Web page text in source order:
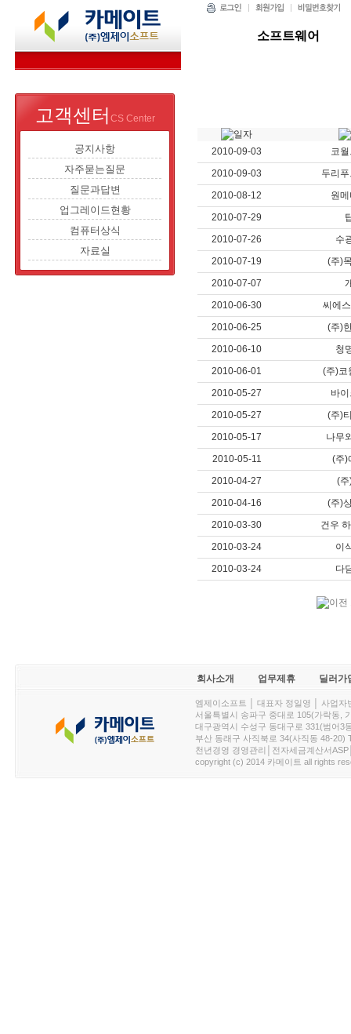
소프트웨어
고객센터 CS Center
공지사항
자주묻는질문
질문과답변
업그레이드현황
컴퓨터상식
자료실
2010-09-03
코
2010-09-03
두리
2010-08-12
원
2010-07-29
2010-07-26
수
2010-07-19
(주)
2010-07-07
2010-06-30
씨에
2010-06-25
(주)
2010-06-10
청
2010-06-01
(주)코
2010-05-27
바
2010-05-27
(주)
2010-05-17
나무
2010-05-11
(주)
2010-04-27
(
2010-04-16
(주)
2010-03-30
건우
2010-03-24
이
2010-03-24
다
회사소개 업무제휴 딜러가
엠제이소프트 │ 대표자 정일영 │ 사업
서울특별시 송파구 중대로 105(가락동,
대구광역시 수성구 동대구로 331(범어3
부산 동래구 사직북로 34(사직동 48-20)
천년경영 경영관리│전자세금계산서
copyright (c) 2014 카메이트 all rights